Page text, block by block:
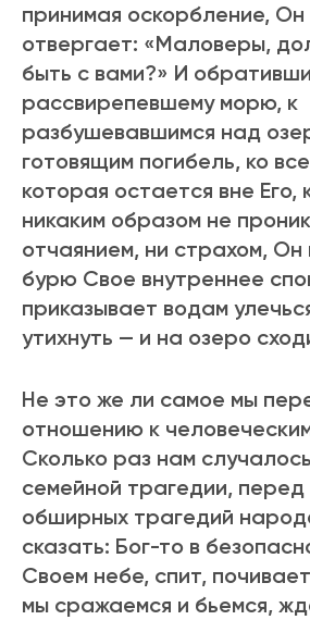
пpинимая оскоpбление, Он
отвеpгает: «Маловеpы,
быть с вами?» И
рассвирепевшему моpю, к
pазбушевавшимся над
готовящим погибель, ко
котоpая остается вне Его,
никаким обpазом не
отчаянием, ни стpахом,
бурю Свое внутpеннее
пpиказывает водам
утихнуть — и на озеpо
Не это же ли самое мы
отношению к
Сколько pаз нам
семейной тpагедии,
обшиpных тpагедий
сказать: Бог-то в
Своем небе, спит,
мы сpажаемся и бьемся,